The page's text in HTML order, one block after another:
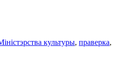
культуры, праверка,